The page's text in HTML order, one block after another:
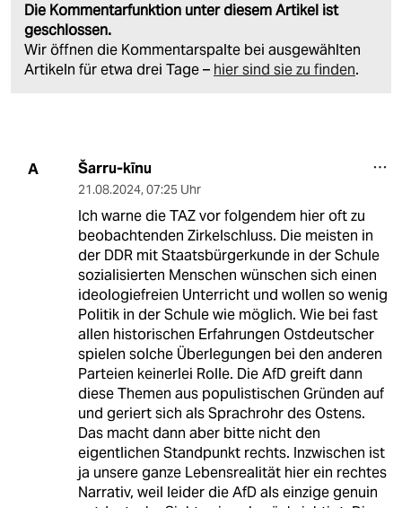
Die Kommentarfunktion unter diesem Artikel ist
geschlossen.
Wir öffnen die Kommentarspalte bei ausgewählten
Artikeln für etwa drei Tage – hier sind sie zu finden.
A Šarru-kīnu
21.08.2024, 07:25 Uhr
Ich warne die TAZ vor folgendem hier oft zu
beobachtenden Zirkelschluss. Die meisten in
der DDR mit Staatsbürgerkunde in der Schule
sozialisierten Menschen wünschen sich einen
ideologiefreien Unterricht und wollen so wenig
Politik in der Schule wie möglich. Wie bei fast
allen historischen Erfahrungen Ostdeutscher
spielen solche Überlegungen bei den anderen
Parteien keinerlei Rolle. Die AfD greift dann
diese Themen aus populistischen Gründen auf
und geriert sich als Sprachrohr des Ostens.
Das macht dann aber bitte nicht den
eigentlichen Standpunkt rechts. Inzwischen ist
ja unsere ganze Lebensrealität hier ein rechtes
Narrativ, weil leider die AfD als einzige genuin